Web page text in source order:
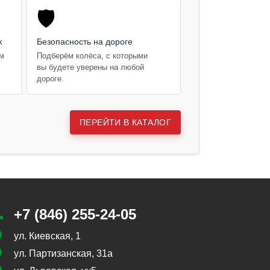
🛡️
Безопасность на дороге
Подберём колёса, с которыми
вы будете уверены на любой
дороге.
ПЕРЕЙТИ В КАТАЛОГ
+7 (846) 255-24-05
ул. Киевская, 1
ул. Партизанская, 31а